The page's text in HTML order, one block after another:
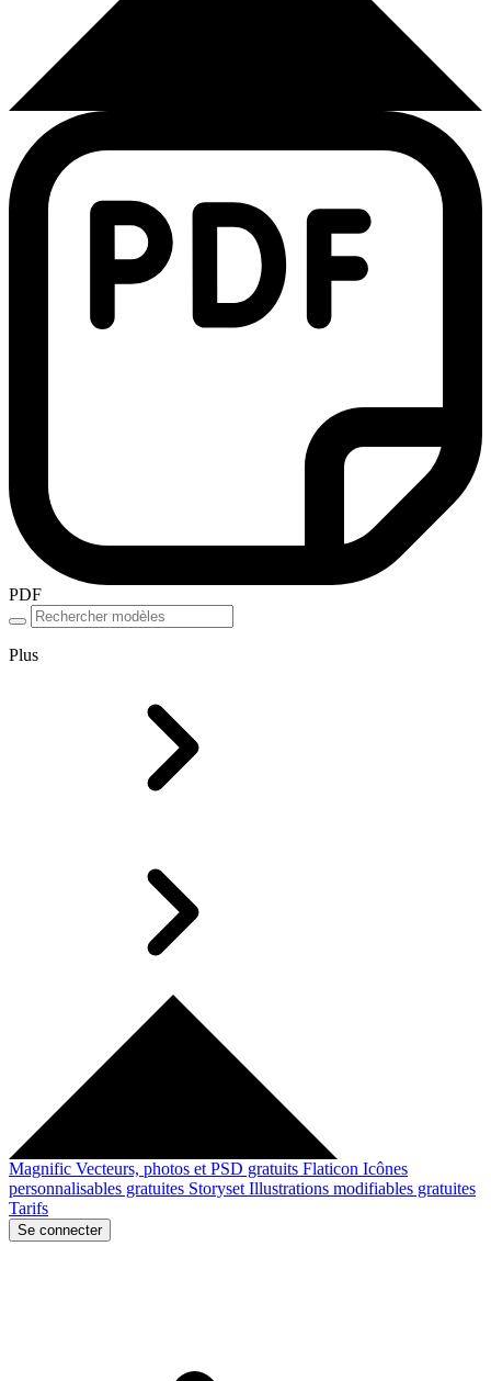
PDF
Plus
Magnific Vecteurs, photos et PSD gratuits Flaticon Icônes
personnalisables gratuites Storyset Illustrations modifiables gratuites
Tarifs
Se connecter